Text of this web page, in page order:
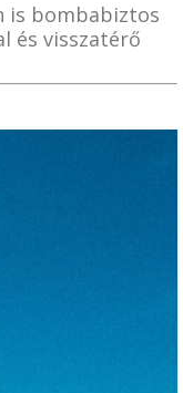
is bombabiztos
és visszatérő